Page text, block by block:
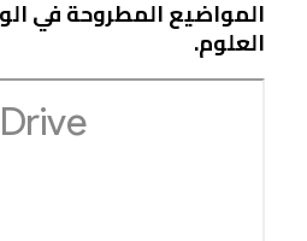
المواضيع المطروحة في
العلوم.